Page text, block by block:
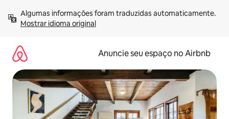
para
Mostrar idioma original
Anuncie seu espaço no Airbnb